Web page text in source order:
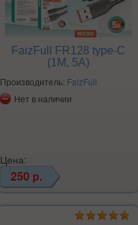
FaizFull FR128 type-C
(1M, 5A)
Производитель: FaizFull
Нет в наличии
Цена:
250 р.